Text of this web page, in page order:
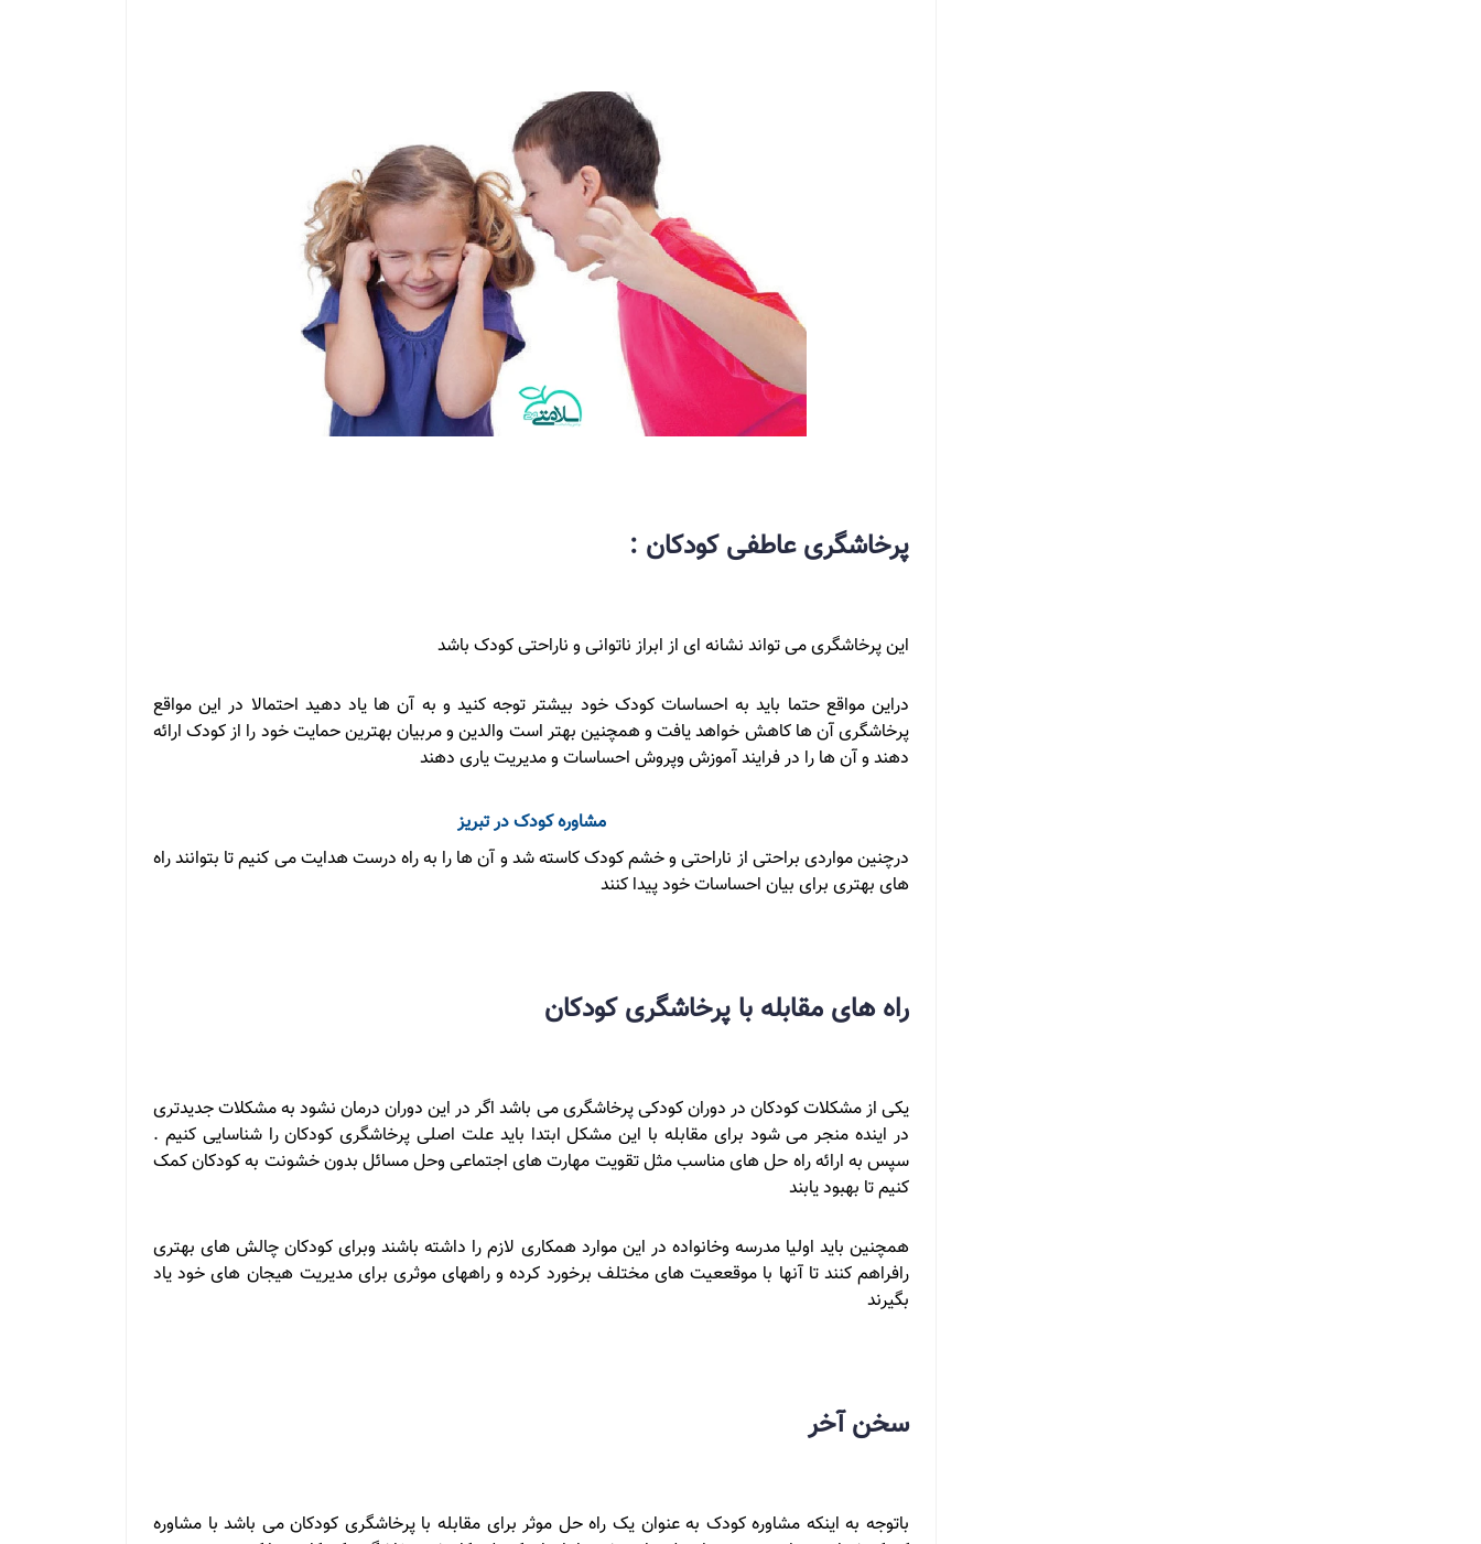
پرخاشگری عاطفی کودکان :
این پرخاشگری می تواند نشانه ای از ابراز ناتوانی و ناراحتی کودک باشد
دراین مواقع حتما باید به احساسات کودک خود بیشتر توجه کنید و به آن ها یاد دهید احتمالا در این مواقع
پرخاشگری آن ها کاهش خواهد یافت و همچنین بهتر است والدین و مربیان بهترین حمایت خود را از کودک ارائه
دهند و آن ها را در فرایند آموزش وپروش احساسات و مدیریت یاری دهند
مشاوره کودک در تبریز
درچنین مواردی براحتی از ناراحتی و خشم کودک کاسته شد و آن ها را به راه درست هدایت می کنیم تا بتوانند راه
های بهتری برای بیان احساسات خود پیدا کنند
راه های مقابله با پرخاشگری کودکان
یکی از مشکلات کودکان در دوران کودکی پرخاشگری می باشد اگر در این دوران درمان نشود به مشکلات جدیدتری
در اینده منجر می شود برای مقابله با این مشکل ابتدا باید علت اصلی پرخاشگری کودکان را شناسایی کنیم .
سپس به ارائه راه حل های مناسب مثل تقویت مهارت های اجتماعی وحل مسائل بدون خشونت به کودکان کمک
کنیم تا بهبود یابند
همچنین باید اولیا مدرسه وخانواده در این موارد همکاری لازم را داشته باشند وبرای کودکان چالش های بهتری
رافراهم کنند تا آنها با موقععیت های مختلف برخورد کرده و راههای موثری برای مدیریت هیجان های خود یاد
بگیرند
سخن آخر
باتوجه به اینکه مشاوره کودک به عنوان یک راه حل موثر برای مقابله با پرخاشگری کودکان می باشد با مشاوره